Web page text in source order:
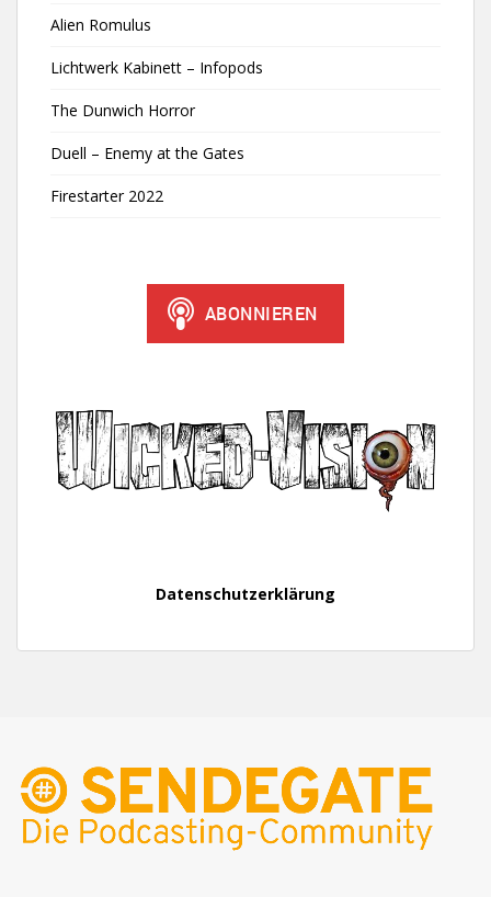
Alien Romulus
Lichtwerk Kabinett – Infopods
The Dunwich Horror
Duell – Enemy at the Gates
Firestarter 2022
Datenschutzerklärung